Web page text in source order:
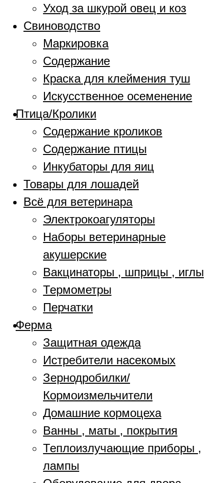
Уход за шкурой овец и коз
Свиноводство
Маркировка
Содержание
Краска для клеймения туш
Искусственное осеменение
Птица/Кролики
Содержание кроликов
Содержание птицы
Инкубаторы для яиц
Товары для лошадей
Всё для ветеринара
Электрокоагуляторы
Наборы ветеринарные
акушерские
Вакцинаторы , шприцы , иглы
Термометры
Перчатки
Ферма
Защитная одежда
Истребители насекомых
Зернодробилки/
Кормоизмельчители
Домашние кормоцеха
Ванны , маты , покрытия
Теплоизлучающие приборы ,
лампы